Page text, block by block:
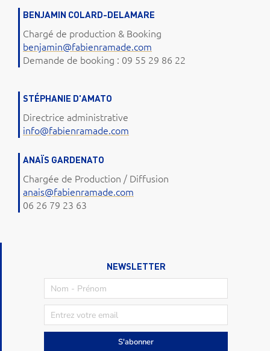
BENJAMIN COLARD-DELAMARE
Chargé de production & Booking
benjamin@fabienramade.com
Demande de booking : 09 55 29 86 22
STÉPHANIE D'AMATO
Directrice administrative
info@fabienramade.com
ANAÏS GARDENATO
Chargée de Production / Diffusion
anais@fabienramade.com
06 26 79 23 63
NEWSLETTER
S'abonner